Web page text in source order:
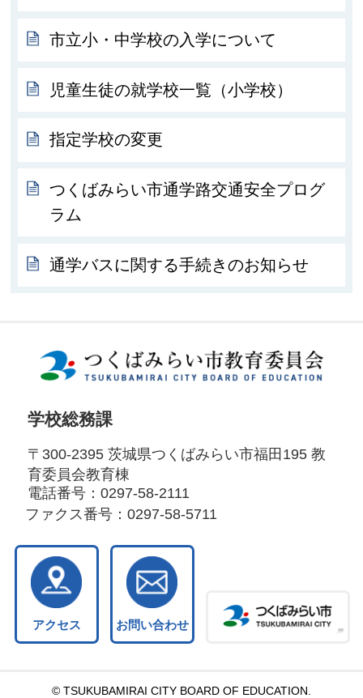
市立小・中学校の入学について
児童生徒の就学校一覧（小学校）
指定学校の変更
つくばみらい市通学路交通安全プログ
ラム
通学バスに関する手続きのお知らせ
学校総務課
〒300-2395 茨城県つくばみらい市福田195 教
育委員会教育棟
電話番号： 0297-58-2111
ファクス番号：0297-58-5711
アクセス お問い合わせ
© TSUKUBAMIRAI CITY BOARD OF EDUCATION.